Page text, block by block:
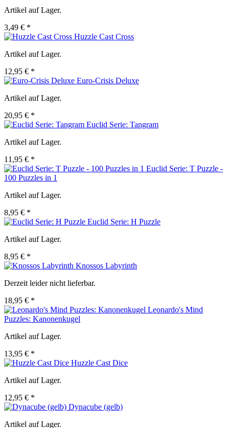
Artikel auf Lager.
3,49 € *
Huzzle Cast Cross
Artikel auf Lager.
12,95 € *
Euro-Crisis Deluxe
Artikel auf Lager.
20,95 € *
Euclid Serie: Tangram
Artikel auf Lager.
11,95 € *
Euclid Serie: T Puzzle -
100 Puzzles in 1
Artikel auf Lager.
8,95 € *
Euclid Serie: H Puzzle
Artikel auf Lager.
8,95 € *
Knossos Labyrinth
Derzeit leider nicht lieferbar.
18,95 € *
Leonardo's Mind
Puzzles: Kanonenkugel
Artikel auf Lager.
13,95 € *
Huzzle Cast Dice
Artikel auf Lager.
12,95 € *
Dynacube (gelb)
Artikel auf Lager.